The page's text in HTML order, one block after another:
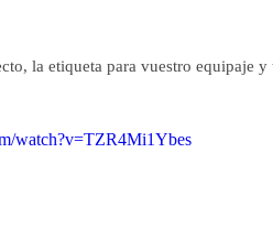
la etiqueta para vuestro equipaje
watch?v=TZR4Mi1Ybes